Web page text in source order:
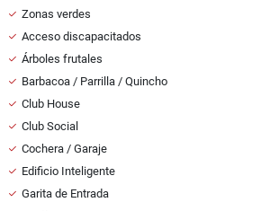
Zonas verdes
Acceso discapacitados
Árboles frutales
Barbacoa / Parrilla / Quincho
Club House
Club Social
Cochera / Garaje
Edificio Inteligente
Garita de Entrada